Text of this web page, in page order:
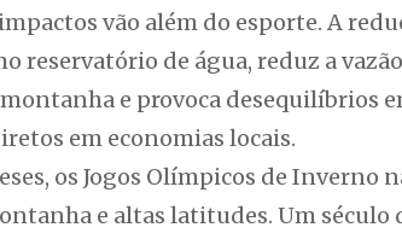
vão além do esporte. A
reservatório de água, reduz a
e provoca desequilíbrios
em economias locais.
os Jogos Olímpicos de Inverno
e altas latitudes. Um século